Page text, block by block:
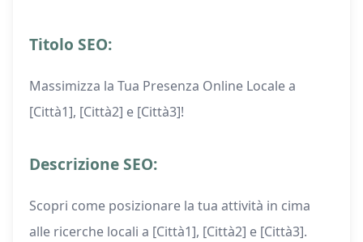
Titolo SEO:
Massimizza la Tua Presenza Online Locale a
[Città1], [Città2] e [Città3]!
Descrizione SEO:
Scopri come posizionare la tua attività in cima
alle ricerche locali a [Città1], [Città2] e [Città3].